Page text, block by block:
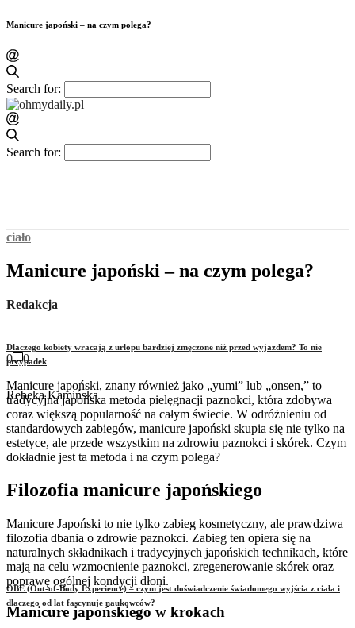
Manicure japoński – na czym polega?
Search for:
Search for:
Dlaczego kobiety wracają z urlopu bardziej zmęczone niż przed wyjazdem? To nie
przypadek
Rebeka Kamińska
OBE (Out-of-Body Experience) – czym jest doświadczenie świadomego wyjścia z ciała i
dlaczego od lat fascynuje naukowców?
ciało
Manicure japoński – na czym polega?
Redakcja
0
0
Manicure japoński, znany również jako „yumi” lub „onsen,” to
tradycyjna japońska metoda pielęgnacji paznokci, która zdobywa
coraz większą popularność na całym świecie. W odróżnieniu od
standardowych zabiegów, manicure japoński skupia się nie tylko na
estetyce, ale przede wszystkim na zdrowiu paznokci i skórek. Czym
dokładnie jest ta metoda i na czym polega?
Filozofia manicure japońskiego
Manicure Japoński to nie tylko zabieg kosmetyczny, ale prawdziwa
filozofia dbania o zdrowie paznokci. Zabieg ten opiera się na
naturalnych składnikach i tradycyjnych japońskich technikach, które
mają na celu wzmocnienie paznokci, zregenerowanie skórek oraz
poprawę ogólnej kondycji dłoni.
Manicure japońskiegow krokach